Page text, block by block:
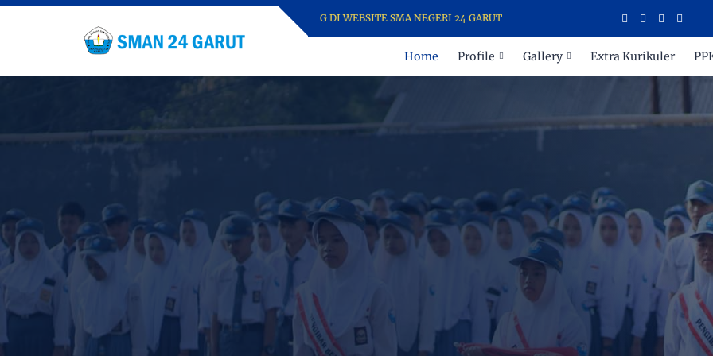
SELAMAT DATANG DI WEBSITE SMA NEGERI 24 GARUT
Home Profile Gallery Extra Kurikuler